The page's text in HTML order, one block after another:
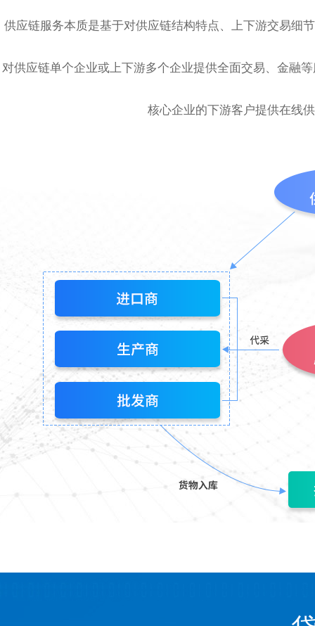
供应链服务本质是基于对供应链结构特点、上下游交易细
对供应链单个企业或上下游多个企业提供全面交易、金融
核心企业的下游客户提供在线